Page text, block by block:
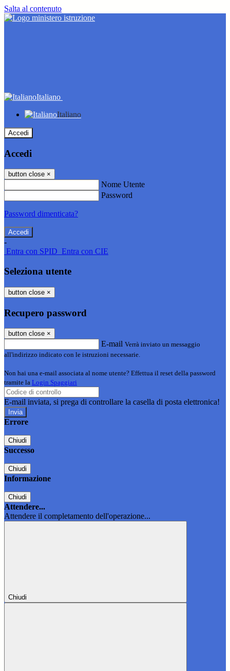
Salta al contenuto
Italiano
Italiano
Accedi
Accedi
button close ×
Nome Utente
Password
Password dimenticata?
-
Entra con SPID Entra con CIE
Seleziona utente
button close ×
Recupero password
button close ×
E-mail Verrà inviato un messaggio
all'indirizzo indicato con le istruzioni necessarie.
Non hai una e-mail associata al nome utente? Effettua il reset della password
tramite la Login Spaggiari
E-mail inviata, si prega di controllare la casella di posta elettronica!
Errore
Chiudi
Successo
Chiudi
Informazione
Chiudi
Attendere...
Attendere il completamento dell'operazione...
Chiudi